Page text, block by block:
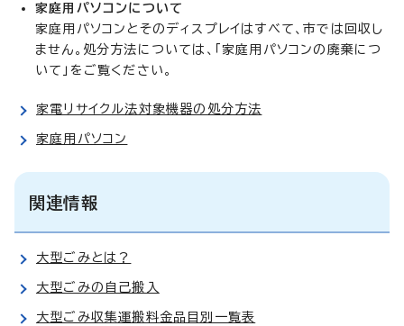
家庭用パソコンについて
家庭用パソコンとそのディスプレイはすべて、市では回収し
ません。処分方法については、「家庭用パソコンの廃棄につ
いて」をご覧ください。
家電リサイクル法対象機器の処分方法
家庭用パソコン
関連情報
大型ごみとは？
大型ごみの自己搬入
大型ごみ収集運搬料金品目別一覧表